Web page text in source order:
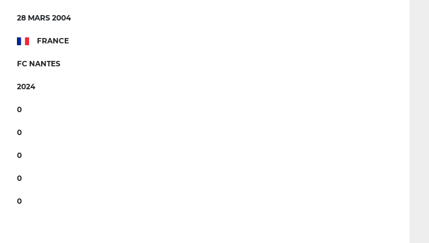
28 MARS 2004
FRANCE
FC NANTES
2024
0
0
0
0
0